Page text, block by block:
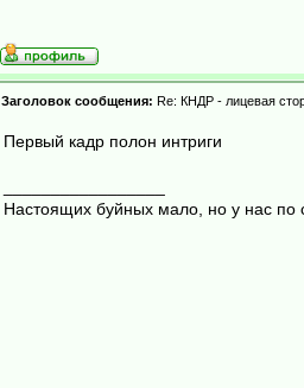
Заголовок сообщения: Re: КНДР - лицевая
Первый кадр полон интриги
Настоящих буйных мало, но у нас по